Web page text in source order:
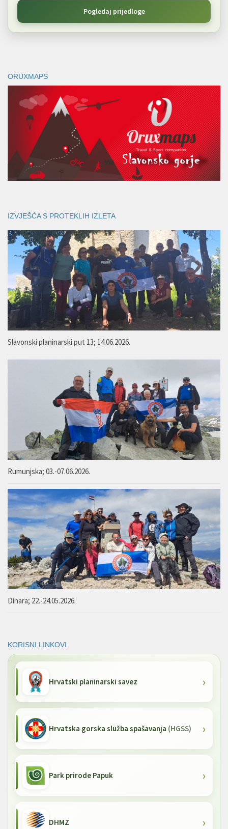
Pogledaj prijedloge
ORUXMAPS
IZVJEŠĆA S PROTEKLIH IZLETA
Slavonski planinarski put 13; 14.06.2026.
Rumunjska; 03.-07.06.2026.
Dinara; 22.-24.05.2026.
KORISNI LINKOVI
Hrvatski planinarski savez
Hrvatska gorska služba spašavanja (HGSS)
Park prirode Papuk
DHMZ